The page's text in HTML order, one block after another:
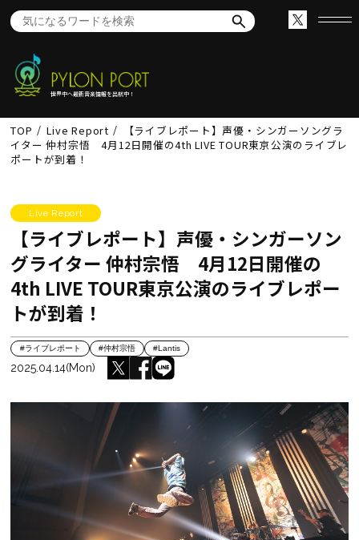
世界中へ最新音楽情報を出航中！
TOP Live Report
【ライブレポート】声優・シンガーソングラ
イター 仲村宗悟 4月12日開催の4th LIVE TOUR東京公演のライブレ
ポートが到着！
Live Report
【ライブレポート】声優・シンガーソン
グライター 仲村宗悟 4月12日開催の
4th LIVE TOUR東京公演のライブレポー
トが到着！
#ライブレポート #仲村宗悟 #Lantis
2025.04.14(Mon)